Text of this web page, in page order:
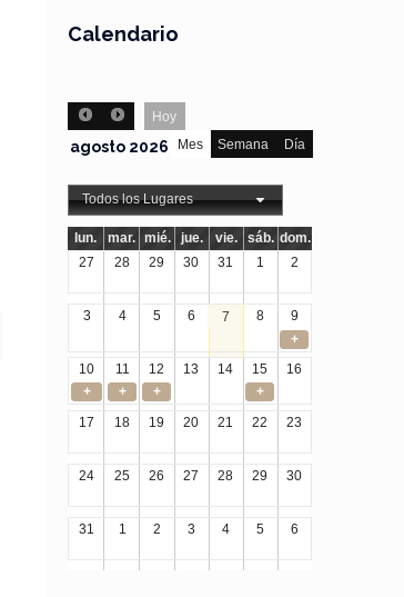
Calendario
Hoy
Mes
Semana Día
agosto 2026
Todos los Lugares
lun. mar. mié. jue. vie. sáb. dom.
27
28 29 30 31 1 2
3 4 5 6 7 8
9
+
10
11 12 13 14 15
16
+
+ +
+
17
18 19 20 21 22 23
24 25 26 27 28 29 30
31 1 2 3 4 5 6